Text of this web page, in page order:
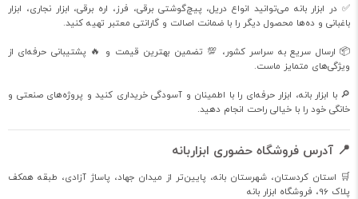
✅ در ابزار بانه می‌توانید انواع دریل، پیچ‌گوشتی برقی، فرز، اره برقی، ابزار نجاری، ابزار
باغبانی و ده‌ها محصول دیگر را با ضمانت اصالت و گارانتی معتبر تهیه کنید.
📦 ارسال سریع به سراسر کشور، 💯 تضمین بهترین قیمت و 🔥 پشتیبانی حرفه‌ای از
ویژگی‌های متمایز ماست.
🔎 با ابزار بانه، ابزار حرفه‌ای را با اطمینان و آسودگی خریداری کنید و پروژه‌های صنعتی و
خانگی خود را با خیالی راحت انجام دهید.
📍 آدرس فروشگاه حضوری ابزاربانه
🛒 استان کردستان، شهرستان بانه، پایین‌تر از میدان جهاد، پاساژ آزادی، طبقه همکف
پلاک 96، فروشگاه ابزار بانه